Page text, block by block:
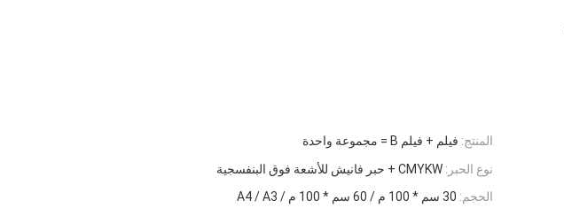
المنتج: فيلم + فيلم B = مجموعة واحدة
نوع الحبر: CMYKW + حبر فانيش للأشعة فوق البنفسجية
الحجم: 30 سم * 100 م / 60 سم * 100 م / A4 / A3